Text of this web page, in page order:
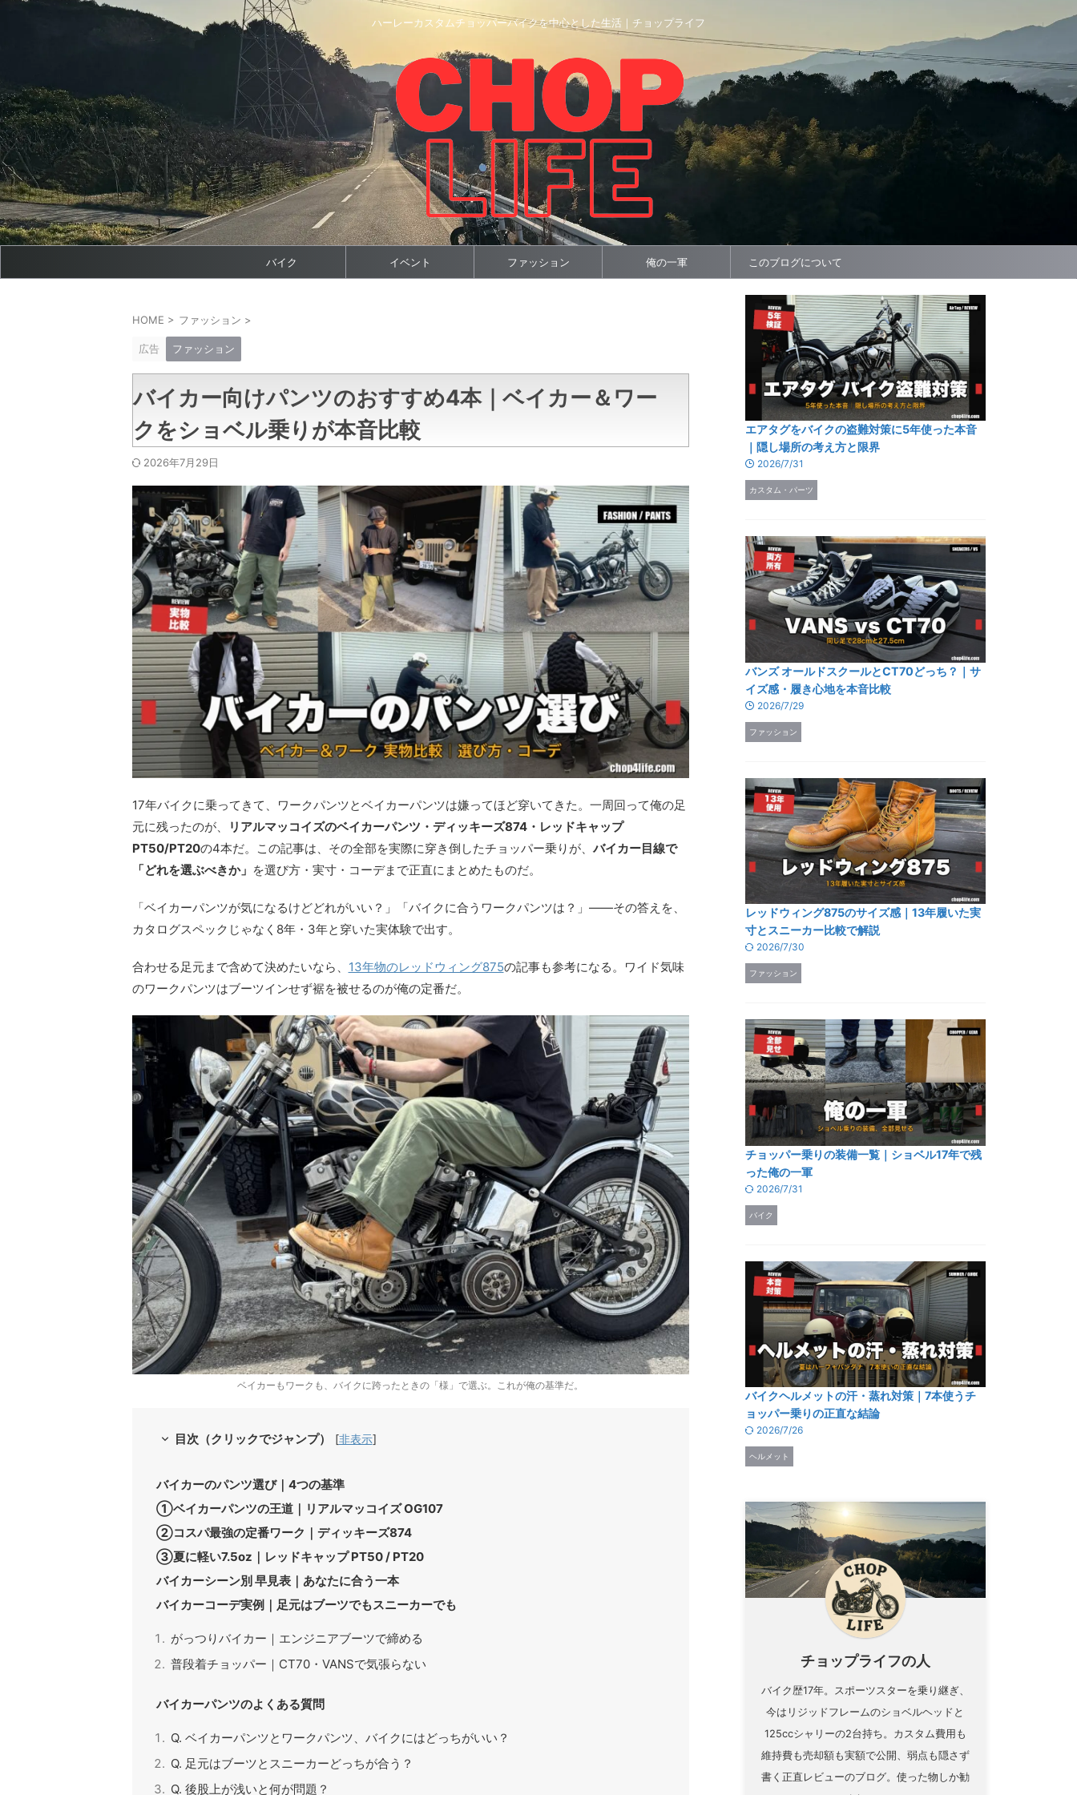
ハーレーカスタムチョッパーバイクを中心とした生活｜チョップライフ
バイク イベント ファッション 俺の一軍 このブログについて
HOME > ファッション >
広告 ファッション
バイカー向けパンツのおすすめ4本｜ベイカー＆ワー
クをショベル乗りが本音比較
2026年7月29日
17年バイクに乗ってきて、ワークパンツとベイカーパンツは嫌ってほど穿いてきた。一周回って俺の足
元に残ったのが、
リアルマッコイズのベイカーパンツ・ディッキーズ874・レッドキャップ
PT50/PT20の4本だ。この記事は、その全部を実際に穿き倒したチョッパー乗りが、 バイカー目線で
「どれを選ぶべきか」 を選び方・実寸・コーデまで正直にまとめたものだ。
「ベイカーパンツが気になるけどどれがいい？」「バイクに合うワークパンツは？」——その答えを、
カタログスペックじゃなく8年・3年と穿いた実体験で出す。
合わせる足元まで含めて決めたいなら、 13年物のレッドウィング875の記事も参考になる。ワイド気味
のワークパンツはブーツインせず裾を被せるのが俺の定番だ。
ベイカーもワークも、バイクに跨ったときの「様」で選ぶ。これが俺の基準だ。
目次（クリックでジャンプ） [非表示]
バイカーのパンツ選び｜4つの基準
①ベイカーパンツの王道｜リアルマッコイズ OG107
②コスパ最強の定番ワーク｜ディッキーズ874
③夏に軽い7.5oz｜レッドキャップ PT50 / PT20
バイカーシーン別 早見表｜あなたに合う一本
バイカーコーデ実例｜足元はブーツでもスニーカーでも
がっつりバイカー｜エンジニアブーツで締める
普段着チョッパー｜CT70・VANSで気張らない
バイカーパンツのよくある質問
Q. ベイカーパンツとワークパンツ、バイクにはどっちがいい？
Q. 足元はブーツとスニーカーどっちが合う？
Q. 後股上が浅いと何が問題？
エアタグをバイクの盗難対策に5年使った本音
｜隠し場所の考え方と限界
2026/7/31
カスタム・パーツ
バンズ オールドスクールとCT70どっち？｜サ
イズ感・履き心地を本音比較
2026/7/29
ファッション
レッドウィング875のサイズ感｜13年履いた実
寸とスニーカー比較で解説
2026/7/30
ファッション
チョッパー乗りの装備一覧｜ショベル17年で残
った俺の一軍
2026/7/31
バイク
バイクヘルメットの汗・蒸れ対策｜7本使うチ
ョッパー乗りの正直な結論
2026/7/26
ヘルメット
チョップライフの人
バイク歴17年。スポーツスターを乗り継ぎ、
今はリジッドフレームのショベルヘッドと
125ccシャリーの2台持ち。カスタム費用も
維持費も売却額も実額で公開、弱点も隠さず
書く正直レビューのブログ。使った物しか勧